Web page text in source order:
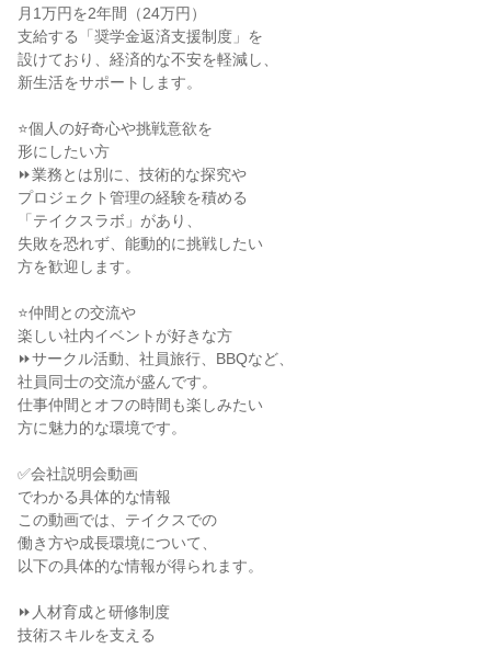
月1万円を2年間（24万円）
支給する「奨学金返済支援制度」を
設けており、経済的な不安を軽減し、
新生活をサポートします。
⭐個人の好奇心や挑戦意欲を
形にしたい方
⏩業務とは別に、技術的な探究や
プロジェクト管理の経験を積める
「テイクスラボ」があり、
失敗を恐れず、能動的に挑戦したい
方を歓迎します。
⭐仲間との交流や
楽しい社内イベントが好きな方
⏩サークル活動、社員旅行、BBQなど、
社員同士の交流が盛んです。
仕事仲間とオフの時間も楽しみたい
方に魅力的な環境です。
✅会社説明会動画
でわかる具体的な情報
この動画では、テイクスでの
働き方や成長環境について、
以下の具体的な情報が得られます。
⏩人材育成と研修制度
技術スキルを支える